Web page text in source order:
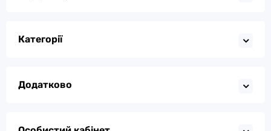
Категорії
Додатково